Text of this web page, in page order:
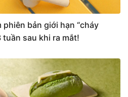
phiên bản giới hạn “cháy
tuần sau khi ra mắt!